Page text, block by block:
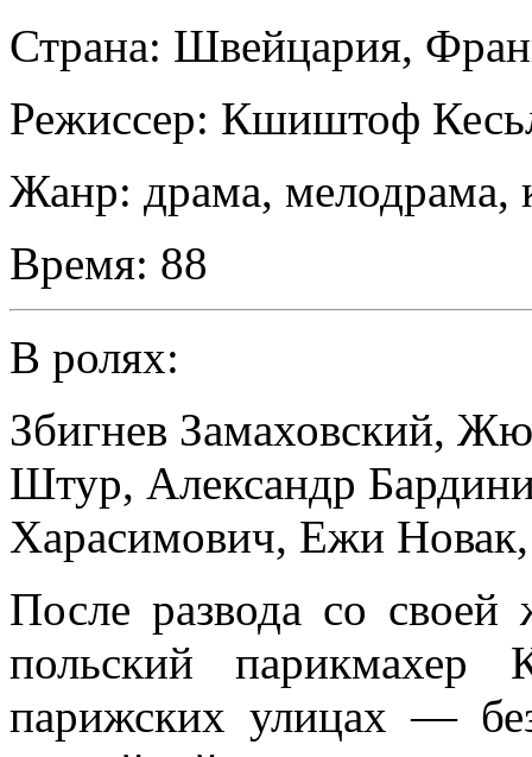
Страна: Швейцария,
Режиссер: Кшиштоф
Жанр: драма, мелодрама,
Время: 88
В ролях:
Збигнев Замаховский,
Штур, Александр
Харасимович, Ежи Новак
После развода со
польский парикмахер
парижских улицах —